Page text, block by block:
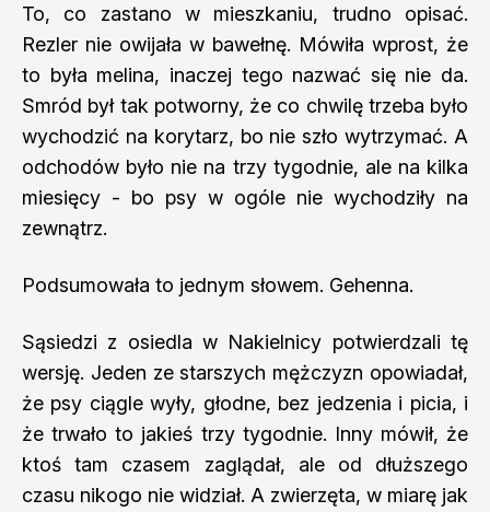
To, co zastano w mieszkaniu, trudno opisać.
Rezler nie owijała w bawełnę. Mówiła wprost, że
to była melina, inaczej tego nazwać się nie da.
Smród był tak potworny, że co chwilę trzeba było
wychodzić na korytarz, bo nie szło wytrzymać. A
odchodów było nie na trzy tygodnie, ale na kilka
miesięcy - bo psy w ogóle nie wychodziły na
zewnątrz.
Podsumowała to jednym słowem. Gehenna.
Sąsiedzi z osiedla w Nakielnicy potwierdzali tę
wersję. Jeden ze starszych mężczyzn opowiadał,
że psy ciągle wyły, głodne, bez jedzenia i picia, i
że trwało to jakieś trzy tygodnie. Inny mówił, że
ktoś tam czasem zaglądał, ale od dłuższego
czasu nikogo nie widział. A zwierzęta, w miarę jak